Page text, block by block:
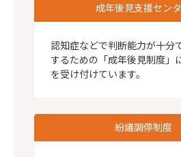
成年後見支援セン
認知症などで判断能力が十分
するための「成年後見制度」
を受け付けています。
紛議調停制度